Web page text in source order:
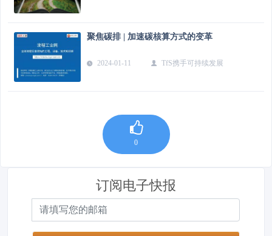
聚焦碳排 | 加速碳核算方式的变革
2024-01-11 TfS携手可持续发展
0
订阅电子快报